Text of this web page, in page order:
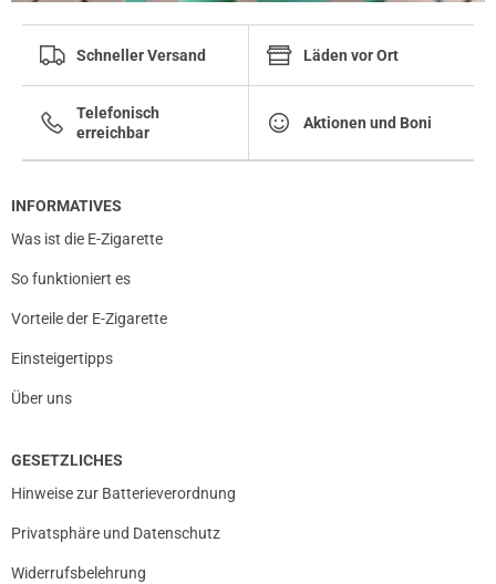
Schneller Versand Läden vor Ort
Telefonisch
erreichbar
Aktionen und Boni
INFORMATIVES
Was ist die E-Zigarette
So funktioniert es
Vorteile der E-Zigarette
Einsteigertipps
Über uns
GESETZLICHES
Hinweise zur Batterieverordnung
Privatsphäre und Datenschutz
Widerrufsbelehrung